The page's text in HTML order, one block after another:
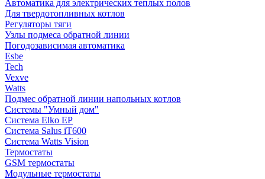
Автоматика для электрических теплых полов
Для твердотопливных котлов
Регуляторы тяги
Узлы подмеса обратной линии
Погодозависимая автоматика
Esbe
Tech
Vexve
Watts
Подмес обратной линии напольных котлов
Системы "Умный дом"
Система Elko EP
Система Salus iT600
Система Watts Vision
Термостаты
GSM термостаты
Модульные термостаты